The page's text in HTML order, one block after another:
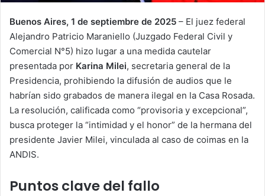
Buenos Aires, 1 de septiembre de 2025 – El juez federal
Alejandro Patricio Maraniello (Juzgado Federal Civil y
Comercial N°5) hizo lugar a una medida cautelar
presentada por Karina Milei, secretaria general de la
Presidencia, prohibiendo la difusión de audios que le
habrían sido grabados de manera ilegal en la Casa Rosada.
La resolución, calificada como “provisoria y excepcional”,
busca proteger la “intimidad y el honor” de la hermana del
presidente Javier Milei, vinculada al caso de coimas en la
ANDIS.
Puntos clave del fallo